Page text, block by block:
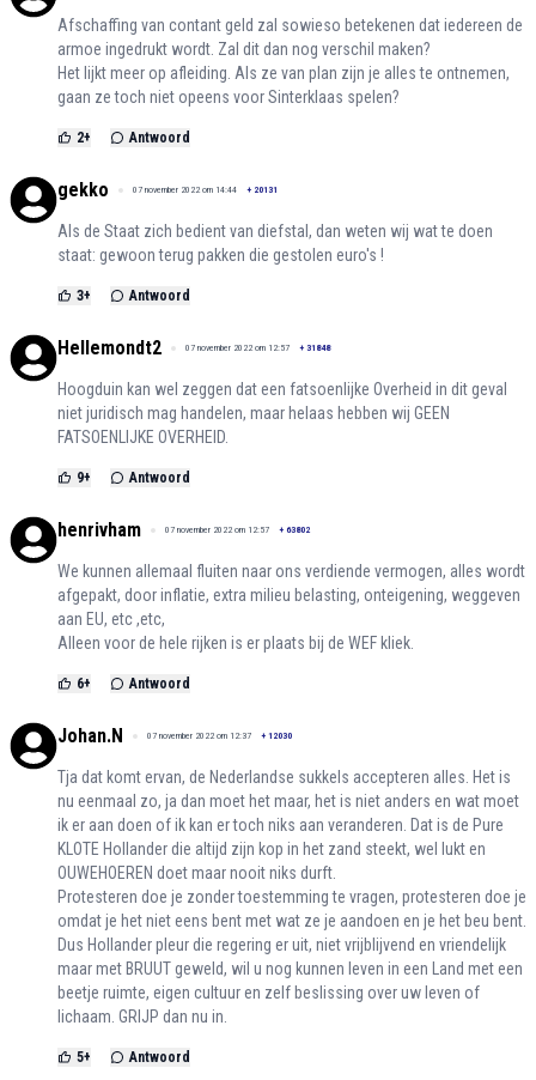
Afschaffing van contant geld zal sowieso betekenen dat iedereen de
armoe ingedrukt wordt. Zal dit dan nog verschil maken?
Het lijkt meer op afleiding. Als ze van plan zijn je alles te ontnemen,
gaan ze toch niet opeens voor Sinterklaas spelen?
2+ Antwoord
gekko 07 november 2022 om 14:44 + 20131
Als de Staat zich bedient van diefstal, dan weten wij wat te doen
staat: gewoon terug pakken die gestolen euro's !
3+ Antwoord
Hellemondt2 07 november 2022 om 12:57 + 31848
Hoogduin kan wel zeggen dat een fatsoenlijke Overheid in dit geval
niet juridisch mag handelen, maar helaas hebben wij GEEN
FATSOENLIJKE OVERHEID.
9+ Antwoord
henrivham 07 november 2022 om 12:57 + 63802
We kunnen allemaal fluiten naar ons verdiende vermogen, alles wordt
afgepakt, door inflatie, extra milieu belasting, onteigening, weggeven
aan EU, etc ,etc,
Alleen voor de hele rijken is er plaats bij de WEF kliek.
6+ Antwoord
Johan.N 07 november 2022 om 12:37 + 12030
Tja dat komt ervan, de Nederlandse sukkels accepteren alles. Het is
nu eenmaal zo, ja dan moet het maar, het is niet anders en wat moet
ik er aan doen of ik kan er toch niks aan veranderen. Dat is de Pure
KLOTE Hollander die altijd zijn kop in het zand steekt, wel lukt en
OUWEHOEREN doet maar nooit niks durft.
Protesteren doe je zonder toestemming te vragen, protesteren doe je
omdat je het niet eens bent met wat ze je aandoen en je het beu bent.
Dus Hollander pleur die regering er uit, niet vrijblijvend en vriendelijk
maar met BRUUT geweld, wil u nog kunnen leven in een Land met een
beetje ruimte, eigen cultuur en zelf beslissing over uw leven of
lichaam. GRIJP dan nu in.
5+ Antwoord